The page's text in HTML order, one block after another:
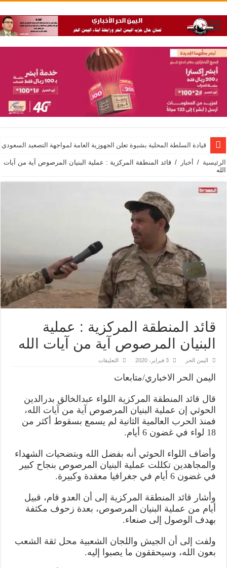
قيادة السلطة المحلية بشبوة تعلن الجهوزية العامة لمواجهة التصعيد السعودي
الرئيسية / أخبار / قائد المنطقة المركزية : عملية البنيان المرصوص آية من آيات
الله
قائد المنطقة المركزية : عملية
البنيان المرصوص آية من آيات الله
اليمن الحر 3 فبراير، 2020 التعليقات
البنيان
المرصوص
آية
آيات
اليمن الحر الاخباري/متابعات
قال قائد المنطقة المركزية اللواء عبدالخالق بدرالدين
الحوثي إن عملية البنيان المرصوص آية من آيات الله،
فمنذ الحرب العالمية الثانية لم يسمع بسقوط أكثر من
18 لواء في غضون 6 أيام.
وأضاف اللواء الحوثي أنه بفضل الله وبتضحيات الشهداء
والمجاهدين تكللت عملية البنيان المرصوص بنجاح كبير
في غضون 6 أيام في جغرافيا معقدة وكبيرة.
وأشار قائد المنطقة المركزية إلى أن العدو قام، قبيل
أيام من عملية البنيان المرصوص، بعدة زحوف مكثفة
بهدف الوصول إلى صنعاء.
ولفت إلى أن الجيش واللجان الشعبية محل ثقة الشعب
بعون الله، وسيحققون ما يصبوا إليه.